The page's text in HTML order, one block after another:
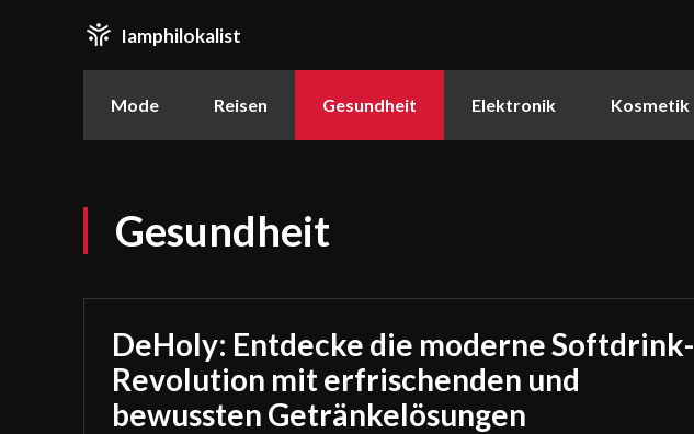
Iamphilokalist
Mode Reisen Gesundheit Elektronik Kosmetik
Gesundheit
DeHoly: Entdecke die moderne Softdrink-
Revolution mit erfrischenden und
bewussten Getränkelösungen